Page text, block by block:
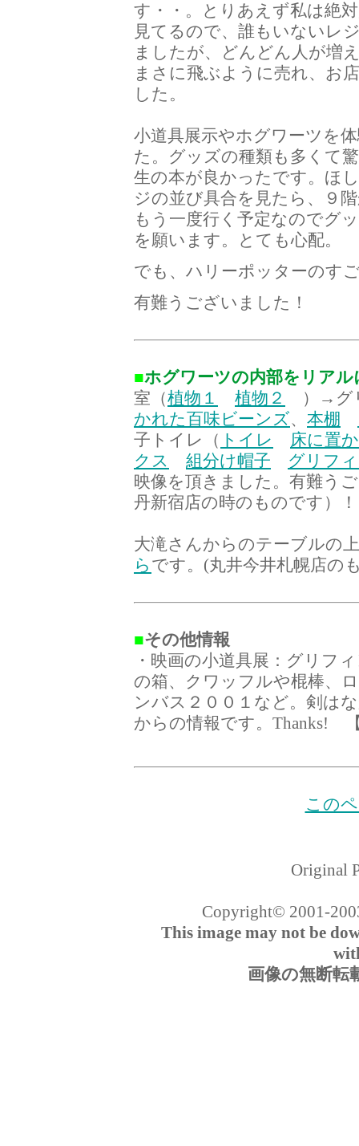
す・・。とりあえず私は絶
見てるので、誰もいないレ
ましたが、どんどん人が増
まさに飛ぶように売れ、お
した。
小道具展示やホグワーツを
た。グッズの種類も多くて
生の本が良かったです。ほ
ジの並び具合を見たら、９
もう一度行く予定なのでグ
を願います。とても心配。
でも、ハリーポッターのす
有難うございました！
■ホグワーツの内部をリア
室（植物１ 植物２
）→グ
かれた百味ビーンズ、 本棚
子トイレ（ トイレ
床に置
クス
組分け帽子
グリフ
映像を頂きました。有難う
丹新宿店の時のものです）！
大滝さんからのテーブルの
ら です。(丸井今井札幌店の
■その他情報
・映画の小道具展：グリフ
の箱、クワッフルや棍棒、
ンバス２００１など。剣は
からの情報です。Thanks!
この
Original
Copyright© 2001-
This image may not be
画像の無断転